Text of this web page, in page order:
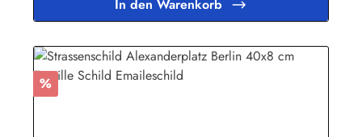
In den Warenkorb
Rabatt
%